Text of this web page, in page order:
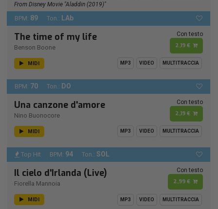
From Disney Movie "Aladdin (2019)"
BPM: 89 Ton.: LAb
The time of my life
Benson Boone
Con testo
2,19 €
MIDI MP3 VIDEO MULTITRACCIA
BPM: 70 Ton.: DO
Una canzone d'amore
Nino Buonocore
Con testo
2,19 €
MIDI MP3 VIDEO MULTITRACCIA
Top Hit BPM: 94 Ton.: SOL
Il cielo d'Irlanda (Live)
Fiorella Mannoia
Con testo
2,99 €
MIDI MP3 VIDEO MULTITRACCIA